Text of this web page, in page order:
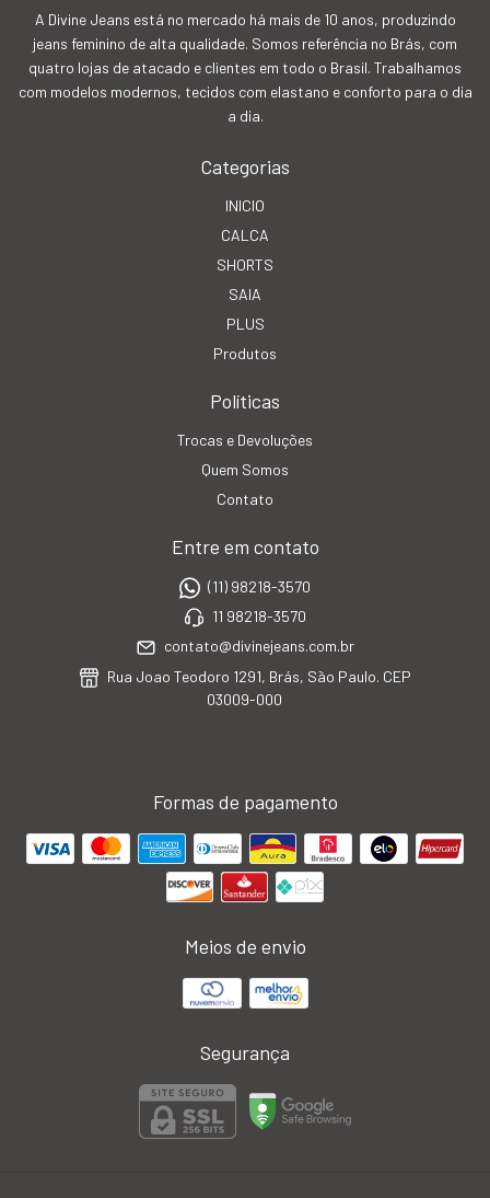
A Divine Jeans está no mercado há mais de 10 anos, produzindo
jeans feminino de alta qualidade. Somos referência no Brás, com
quatro lojas de atacado e clientes em todo o Brasil. Trabalhamos
com modelos modernos, tecidos com elastano e conforto para o dia
a dia.
Categorias
INICIO
CALCA
SHORTS
SAIA
PLUS
Produtos
Políticas
Trocas e Devoluções
Quem Somos
Contato
Entre em contato
(11) 98218-3570
11 98218-3570
contato@divinejeans.com.br
Rua Joao Teodoro 1291, Brás, São Paulo. CEP
03009-000
Formas de pagamento
Meios de envio
Segurança